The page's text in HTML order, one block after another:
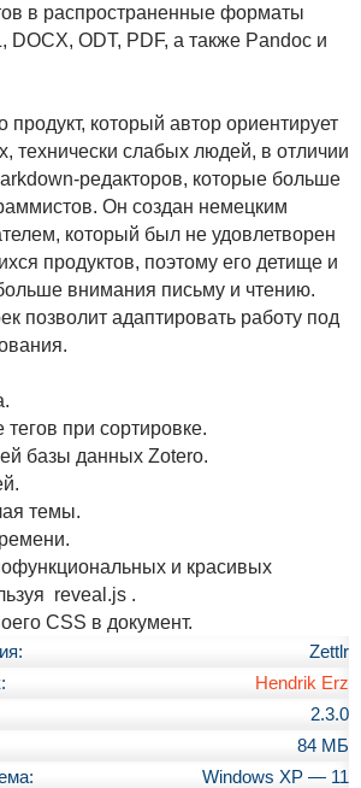
в распространенные форматы
DOCX, ODT, PDF, а также Pandoc и
продукт, который автор ориентирует
технически слабых людей, в отличии
редакторов, которые больше
Он создан немецким
который был не удовлетворен
продуктов, поэтому его детище и
внимания письму и чтению.
позволит адаптировать работу под
при сортировке.
базы данных Zotero.
темы.
и красивых
reveal.js .
CSS в документ.
Zettlr
Hendrik Erz
2.3.0
84 МБ
Windows XP — 11